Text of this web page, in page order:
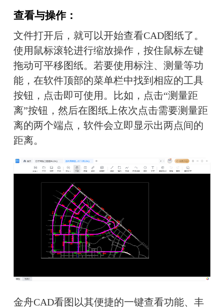
查看与操作：
文件打开后，就可以开始查看CAD图纸了。
使用鼠标滚轮进行缩放操作，按住鼠标左键
拖动可平移图纸。若要使用标注、测量等功
能，在软件顶部的菜单栏中找到相应的工具
按钮，点击即可使用。比如，点击“测量距
离”按钮，然后在图纸上依次点击需要测量距
离的两个端点，软件会立即显示出两点间的
距离。
金舟CAD看图以其便捷的一键查看功能、丰